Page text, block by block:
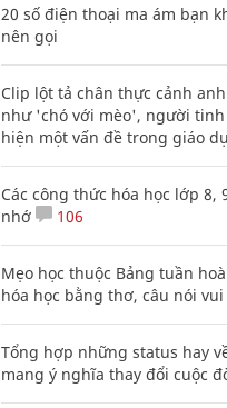
20 số điện thoại ma ám bạn
nên gọi
Clip lột tả chân thực cảnh
như 'chó với mèo', người
hiện một vấn đề trong giáo
Các công thức hóa học lớp 8,
nhớ
106
Mẹo học thuộc Bảng tuần
hóa học bằng thơ, câu nói vui
Tổng hợp những status hay
mang ý nghĩa thay đổi cuộc